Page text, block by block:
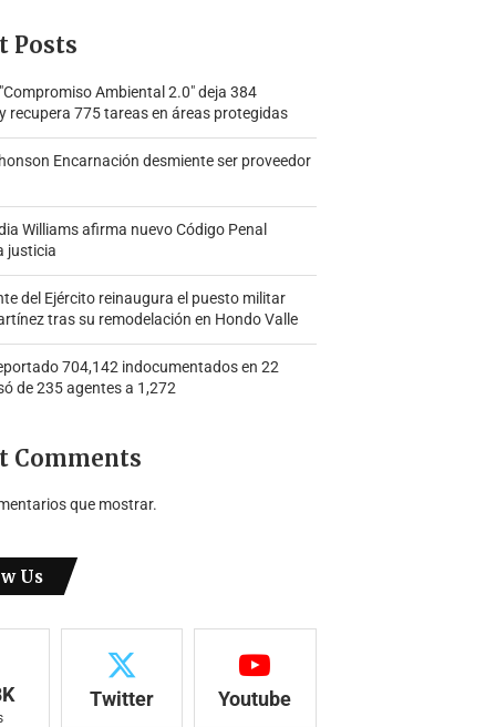
Posts
Ambiental 2.0″ deja 384
recupera 775 tareas en áreas protegidas
Encarnación desmiente ser proveedor
Williams afirma nuevo Código Penal
justicia
del Ejército reinaugura el puesto militar
tras su remodelación en Hondo Valle
704,142 indocumentados en 22
de 235 agentes a 1,272
Comments
que mostrar.
Us
Twitter Youtube